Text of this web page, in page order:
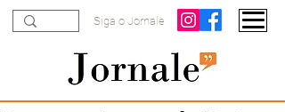
Siga o Jornale